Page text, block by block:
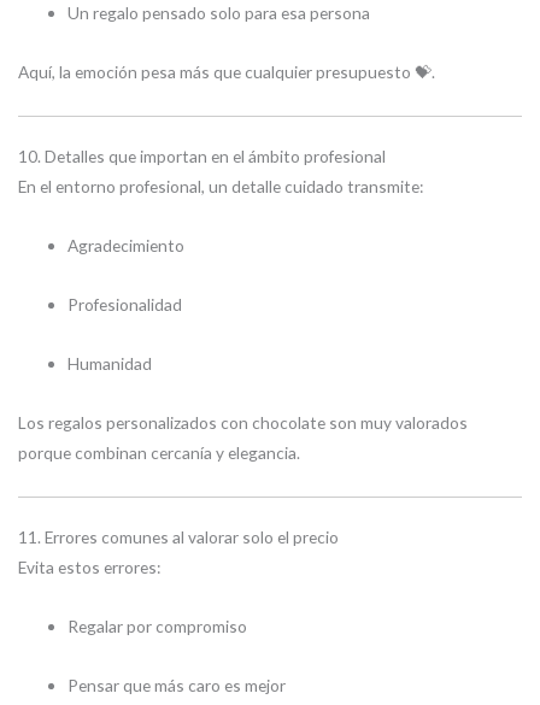
Un regalo pensado solo para esa persona
Aquí, la emoción pesa más que cualquier presupuesto 💝.
10. Detalles que importan en el ámbito profesional
En el entorno profesional, un detalle cuidado transmite:
Agradecimiento
Profesionalidad
Humanidad
Los regalos personalizados con chocolate son muy valorados
porque combinan cercanía y elegancia.
11. Errores comunes al valorar solo el precio
Evita estos errores:
Regalar por compromiso
Pensar que más caro es mejor